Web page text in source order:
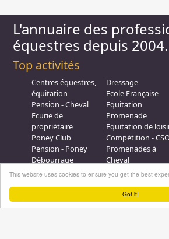
Got it!
This website uses cookies to ensure you get the best
L'annuaire des
équestres depuis 2004.
Top activités
Centres équestres,
équitation
Pension - Cheval
Ecurie de
propriétaire
Poney Club
Pension - Poney
Débourrage
Elevage
Dressage
Ecole Française
Equitation
Promenade
Equitation de
Compétition -
Promenades à
Cheval
Galops -
Plus d'infos
Professionnel équestre, Inscrivez-vous !
Nous contacter